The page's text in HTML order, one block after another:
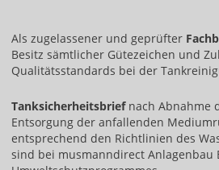
Als zugelassener und geprüfter
Besitz sämtlicher Gütezeichen und
Qualitätsstandards bei der
Tanksicherheitsbriefnach Abnahme
Entsorgung der anfallenden
entsprechend den Richtlinien des
sind bei musmanndirect Anlagenbau